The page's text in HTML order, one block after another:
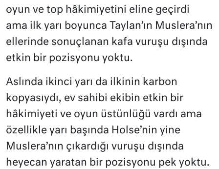
oyun ve top hâkimiyetini eline geçirdi
ama ilk yarı boyunca Taylan’ın Muslera’nın
ellerinde sonuçlanan kafa vuruşu dışında
etkin bir pozisyonu yoktu.
Aslında ikinci yarı da ilkinin karbon
kopyasıydı, ev sahibi ekibin etkin bir
hâkimiyeti ve oyun üstünlüğü vardı ama
özellikle yarı başında Holse’nin yine
Muslera’nın çıkardığı vuruşu dışında
heyecan yaratan bir pozisyonu pek yoktu.